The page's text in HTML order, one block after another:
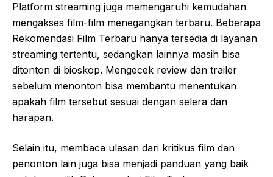
Platform streaming juga memengaruhi kemudahan
mengakses film-film menegangkan terbaru. Beberapa
Rekomendasi Film Terbaru hanya tersedia di layanan
streaming tertentu, sedangkan lainnya masih bisa
ditonton di bioskop. Mengecek review dan trailer
sebelum menonton bisa membantu menentukan
apakah film tersebut sesuai dengan selera dan
harapan.
Selain itu, membaca ulasan dari kritikus film dan
penonton lain juga bisa menjadi panduan yang baik